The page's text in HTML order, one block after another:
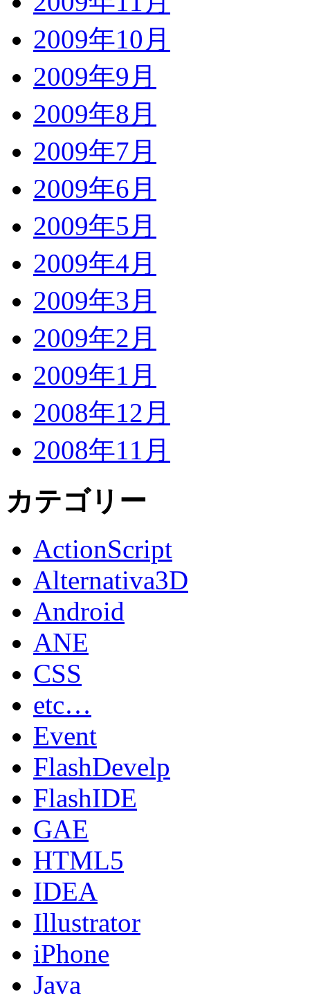
2009年10月
2009年9月
2009年8月
2009年7月
2009年6月
2009年5月
2009年4月
2009年3月
2009年2月
2009年1月
2008年12月
2008年11月
カテゴリー
ActionScript
Alternativa3D
Android
ANE
CSS
etc…
Event
FlashDevelp
FlashIDE
GAE
HTML5
IDEA
Illustrator
iPhone
Java